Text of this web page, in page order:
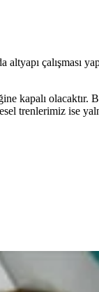
çalışması
kapalı olacaktır.
trenlerimiz ise